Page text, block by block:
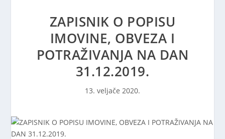
ZAPISNIK O POPISU
IMOVINE, OBVEZA I
POTRAŽIVANJA NA DAN
31.12.2019.
13. veljače 2020.